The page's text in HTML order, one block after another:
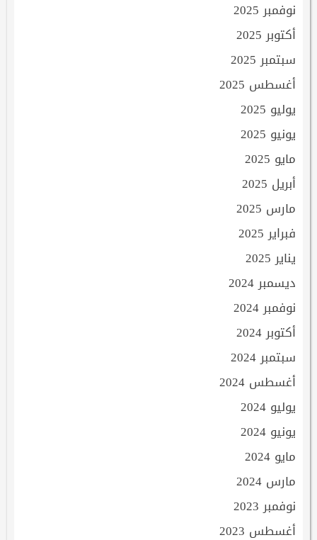
نوفمبر 2025
أكتوبر 2025
سبتمبر 2025
أغسطس 2025
يوليو 2025
يونيو 2025
مايو 2025
أبريل 2025
مارس 2025
فبراير 2025
يناير 2025
ديسمبر 2024
نوفمبر 2024
أكتوبر 2024
سبتمبر 2024
أغسطس 2024
يوليو 2024
يونيو 2024
مايو 2024
مارس 2024
نوفمبر 2023
أغسطس 2023